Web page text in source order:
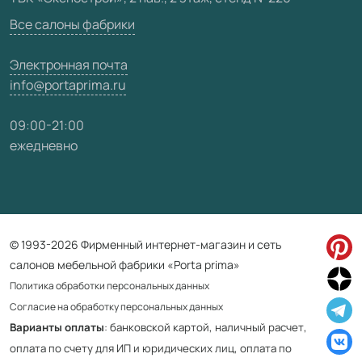
Все салоны фабрики
Электронная почта
info@portaprima.ru
09:00-21:00
ежедневно
© 1993-2026 Фирменный интернет-магазин и сеть
салонов мебельной фабрики «Porta prima»
Политика обработки персональных данных
Согласие на обработку персональных данных
Варианты оплаты: банковской картой, наличный расчет,
оплата по счету для ИП и юридических лиц, оплата по